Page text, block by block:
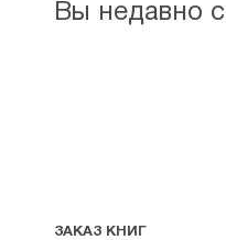
Вы недавно
ЗАКАЗ КНИГ